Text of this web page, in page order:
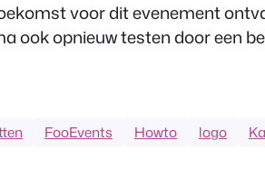
voor dit evenement
ook opnieuw testen door een
FooEvents Howto logo